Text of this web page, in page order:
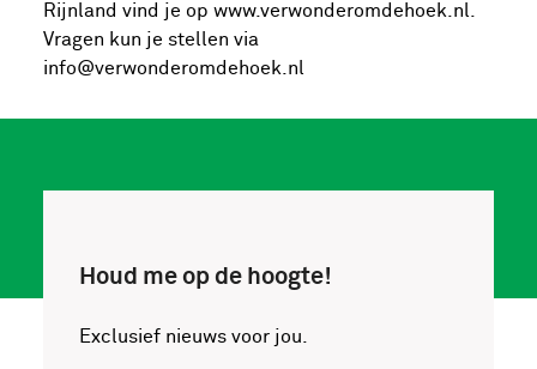
Rijnland vind je op www.verwonderomdehoek.nl.
Vragen kun je stellen via
info@verwonderomdehoek.nl
Houd me op de hoogte!
Exclusief nieuws voor jou.